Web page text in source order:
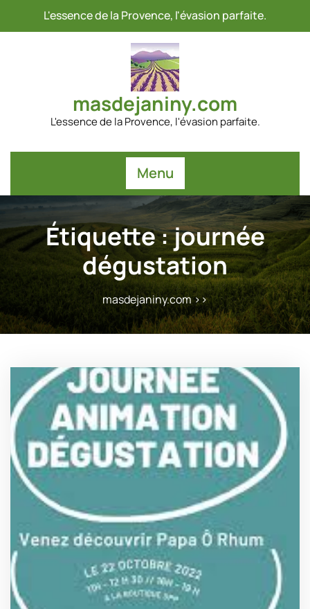
L'essence de la Provence, l'évasion parfaite.
masdejaniny.com
L'essence de la Provence, l'évasion parfaite.
Menu
Étiquette :journée
dégustation
masdejaniny.com>>